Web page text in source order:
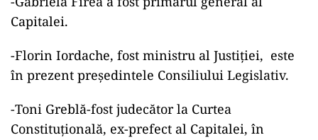
Capitalei.
-Florin Iordache, fost ministru al Justiției, este
în prezent președintele Consiliului Legislativ.
-Toni Greblă-fost judecător la Curtea
Constituțională, ex-prefect al Capitalei, în